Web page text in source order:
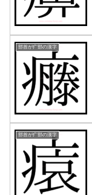
部首が疒部の漢字
部首が疒部の漢字